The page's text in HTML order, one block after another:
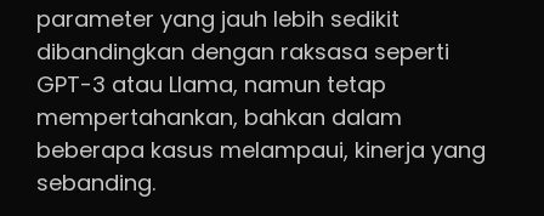
parameter yang jauh lebih sedikit
dibandingkan dengan raksasa seperti
GPT-3 atau Llama, namun tetap
mempertahankan, bahkan dalam
beberapa kasus melampaui, kinerja yang
sebanding.